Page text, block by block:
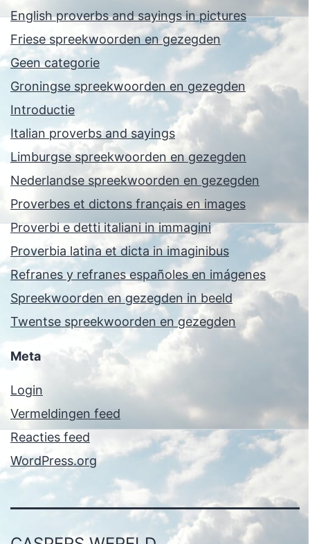
English proverbs and sayings in pictures
Friese spreekwoorden en gezegden
Geen categorie
Groningse spreekwoorden en gezegden
Introductie
Italian proverbs and sayings
Limburgse spreekwoorden en gezegden
Nederlandse spreekwoorden en gezegden
Proverbes et dictons français en images
Proverbi e detti italiani in immagini
Proverbia latina et dicta in imaginibus
Refranes y refranes españoles en imágenes
Spreekwoorden en gezegden in beeld
Twentse spreekwoorden en gezegden
Meta
Login
Vermeldingen feed
Reacties feed
WordPress.org